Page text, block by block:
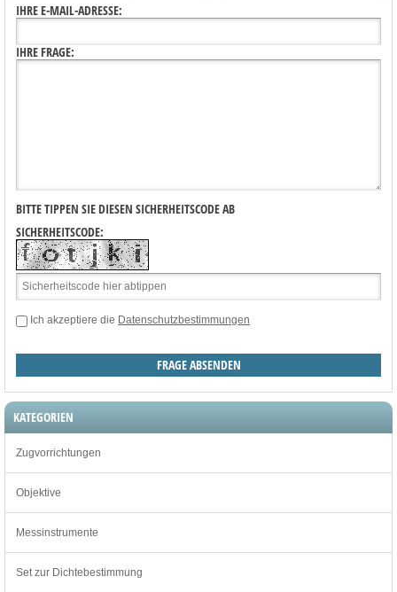
IHRE E-MAIL-ADRESSE:
IHRE FRAGE:
BITTE TIPPEN SIE DIESEN SICHERHEITSCODE AB
SICHERHEITSCODE:
Ich akzeptiere die Datenschutzbestimmungen
KATEGORIEN
Zugvorrichtungen
Objektive
Messinstrumente
Set zur Dichtebestimmung